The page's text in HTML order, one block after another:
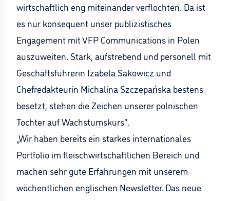
wirtschaftlich eng miteinander verflochten. Da ist
es nur konsequent unser publizistisches
Engagement mit VFP Communications in Polen
auszuweiten. Stark, aufstrebend und personell mit
Geschäftsführerin Izabela Sakowicz und
Chefredakteurin Michalina Szczepańska bestens
besetzt, stehen die Zeichen unserer polnischen
Tochter auf Wachstumskurs“.
„Wir haben bereits ein starkes internationales
Portfolio im fleischwirtschaftlichen Bereich und
machen sehr gute Erfahrungen mit unserem
wöchentlichen englischen Newsletter. Das neue